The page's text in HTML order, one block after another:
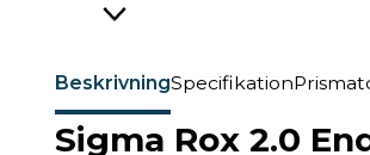
BeskrivningSpecifikation
Sigma Rox 2.0